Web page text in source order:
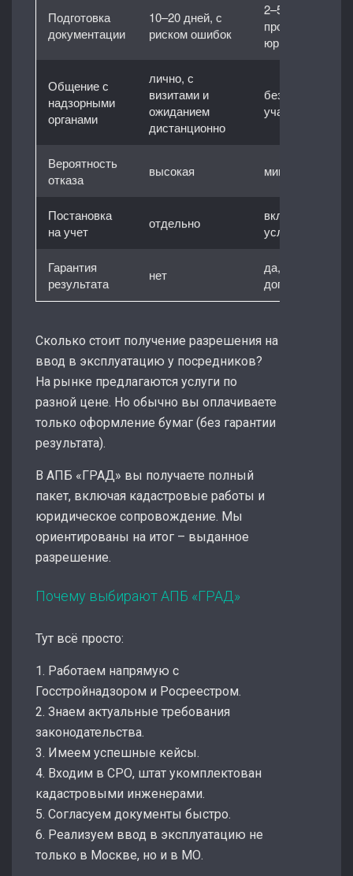
Подготовка
документации
10–20 дней, с
риском ошибок
2–5 дней, с
проверкой
юристов
Общение с
надзорными
органами
лично, с
визитами и
ожиданием
дистанционно
без вашего
участия
Вероятность
отказа
высокая минимальная
Постановка
на учет
отдельно
включено в
услугу
Гарантия
результата
нет
да, по
договору
Сколько стоит получение разрешения на
ввод в эксплуатацию у посредников?
На рынке предлагаются услуги по
разной цене. Но обычно вы оплачиваете
только оформление бумаг (без гарантии
результата).
В АПБ «ГРАД» вы получаете полный
пакет, включая кадастровые работы и
юридическое сопровождение. Мы
ориентированы на итог – выданное
разрешение.
Почему выбирают АПБ «ГРАД»
Тут всё просто:
1. Работаем напрямую с
Госстройнадзором и Росреестром.
2. Знаем актуальные требования
законодательства.
3. Имеем успешные кейсы.
4. Входим в СРО, штат укомплектован
кадастровыми инженерами.
5. Согласуем документы быстро.
6. Реализуем ввод в эксплуатацию не
только в Москве, но и в МО.